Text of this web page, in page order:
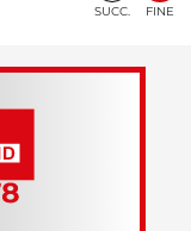
SUCC. FINE